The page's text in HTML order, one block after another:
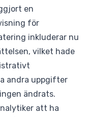
en
för
inkluderar nu
vilket hade
andra uppgifter
ändrats.
att ha